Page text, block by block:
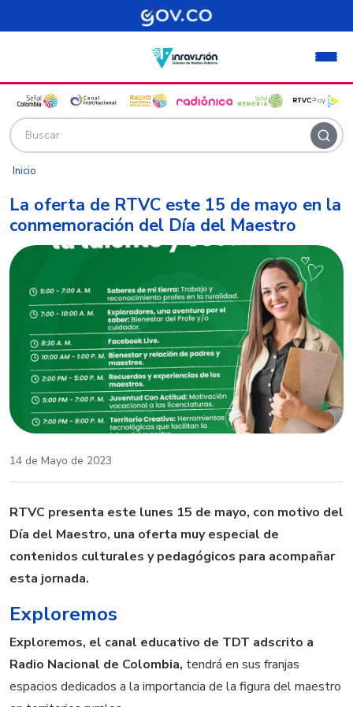
Pasar al contenido principal
Inicio
La oferta de RTVC este 15 de mayo en la
conmemoración del Día del Maestro
14 de Mayo de 2023
RTVC presenta este lunes 15 de mayo, con motivo del
Día del Maestro, una oferta muy especial de
contenidos culturales y pedagógicos para acompañar
esta jornada.
Exploremos
Exploremos, el canal educativo de TDT adscrito a
Radio Nacional de Colombia, tendrá en sus franjas
espacios dedicados a la importancia de la figura del maestro